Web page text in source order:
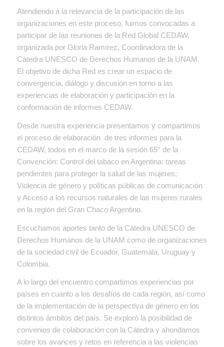
Atendiendo a la relevancia de la participación de las
organizaciones en este proceso, fuimos convocadas a
participar de las reuniones de la Red Global CEDAW,
organizada por Gloria Ramírez, Coordinadora de la
Cátedra UNESCO de Derechos Humanos de la UNAM.
El objetivo de dicha Red es crear un espacio de
convergencia, diálogo y discusión en torno a las
experiencias de elaboración y participación en la
conformación de informes CEDAW.
Desde nuestra experiencia presentamos y compartimos
el proceso de elaboración de tres informes para la
CEDAW, todos en el marco de la sesión 65° de la
Convención: Control del tabaco en Argentina: tareas
pendientes para proteger la salud de las mujeres;
Violencia de género y políticas públicas de comunicación
y Acceso a los recursos naturales de las mujeres rurales
en la región del Gran Chaco Argentino.
Escuchamos aportes tanto de la Cátedra UNESCO de
Derechos Humanos de la UNAM como de organizaciones
de la sociedad civil de Ecuador, Guatemala, Uruguay y
Colombia.
A lo largo del encuentro compartimos experiencias por
países en cuanto a los desafíos de cada región, así como
de la implementación de la perspectiva de género en los
distintos ámbitos del país. Se exploró la posibilidad de
convenios de colaboración con la Cátedra y ahondamos
sobre los avances y retos en referencia a las violencias